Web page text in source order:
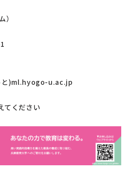
）
)ml.hyogo-u.ac.jp
てください